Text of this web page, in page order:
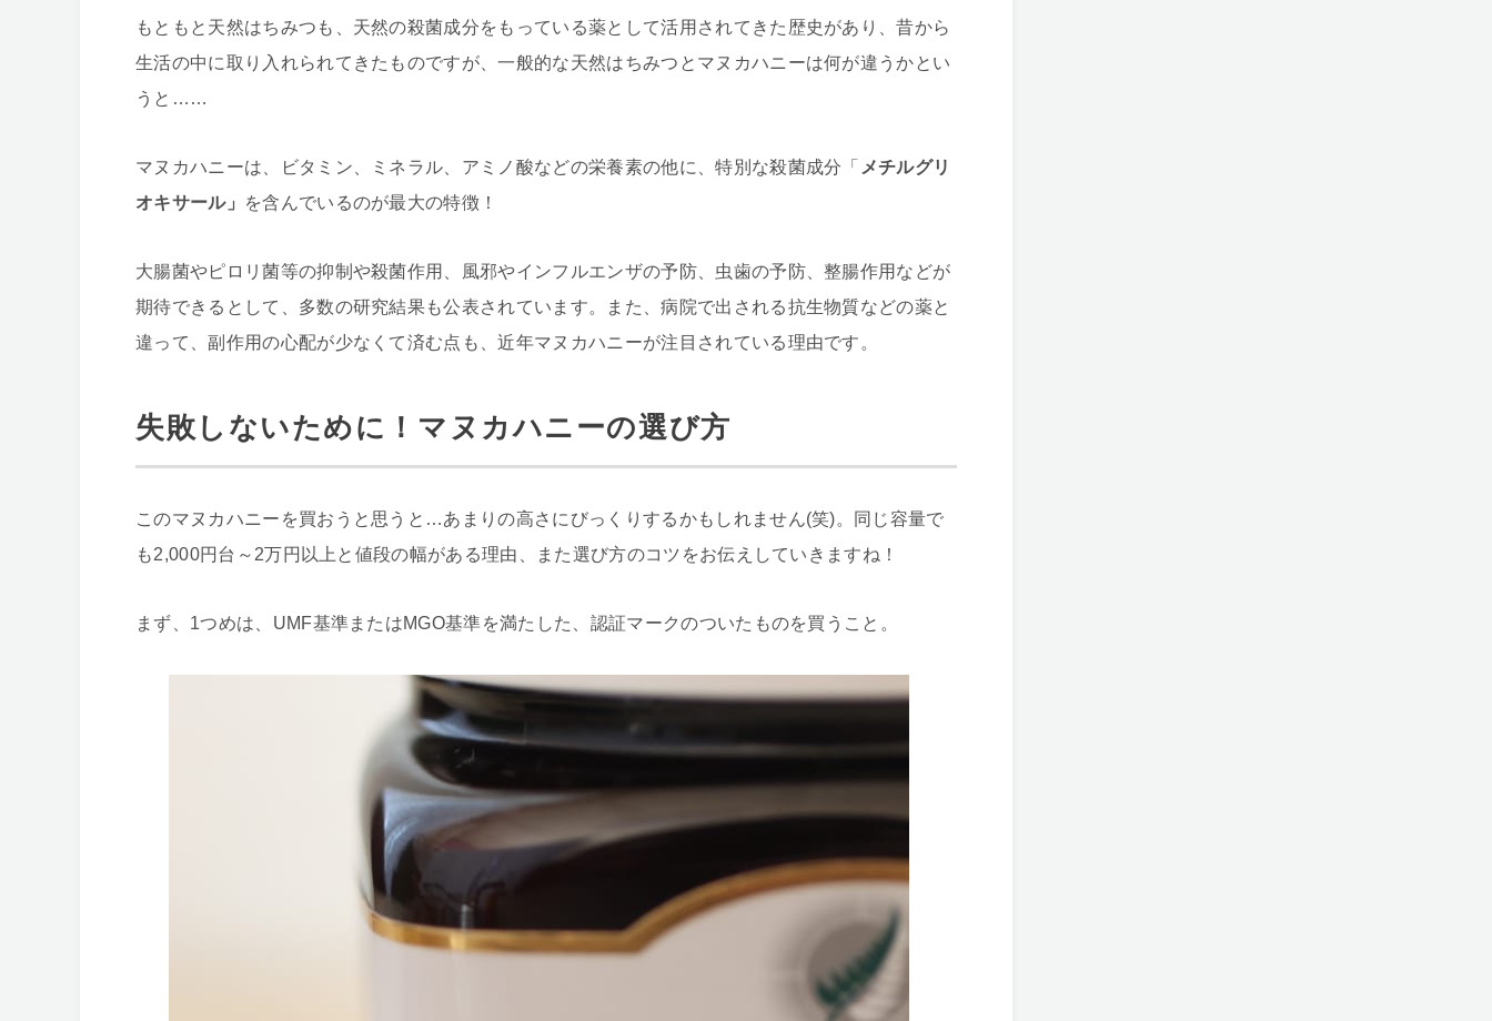
もともと天然はちみつも、天然の殺菌成分をもっている薬として活用されてきた歴史があり、昔から
生活の中に取り入れられてきたものですが、一般的な天然はちみつとマヌカハニーは何が違うかとい
うと……
マヌカハニーは、ビタミン、ミネラル、アミノ酸などの栄養素の他に、特別な殺菌成分「 メチルグリ
オキサール」
を含んでいるのが最大の特徴！
大腸菌やピロリ菌等の抑制や殺菌作用、風邪やインフルエンザの予防、虫歯の予防、整腸作用などが
期待できるとして、多数の研究結果も公表されています。また、病院で出される抗生物質などの薬と
違って、副作用の心配が少なくて済む点も、近年マヌカハニーが注目されている理由です。
失敗しないために！マヌカハニーの選び方
このマヌカハニーを買おうと思うと…あまりの高さにびっくりするかもしれません(笑)。同じ容量で
も2,000円台～2万円以上と値段の幅がある理由、また選び方のコツをお伝えしていきますね！
まず、1つめは、UMF基準またはMGO基準を満たした、認証マークのついたものを買うこと。